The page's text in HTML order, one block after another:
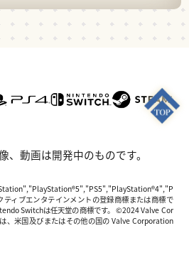
動画は開発中のものです。
ィブエンタテインメントの登録商標または商標で
Switchは任天堂の商標です。 ©2024 Valve Cor
、米国及びまたはその他の国の Valve Corporation